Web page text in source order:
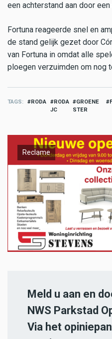
een achterstand aan door
Fortuna reageerde snel en
de stand gelijk gezet door
van Fortuna in omdat alle
ploegen verzuimden om nog
TAGS RODA
RODA
JC
GROENE
STER
Reclame
Meld u aan en
NWS Parkstad
Via het